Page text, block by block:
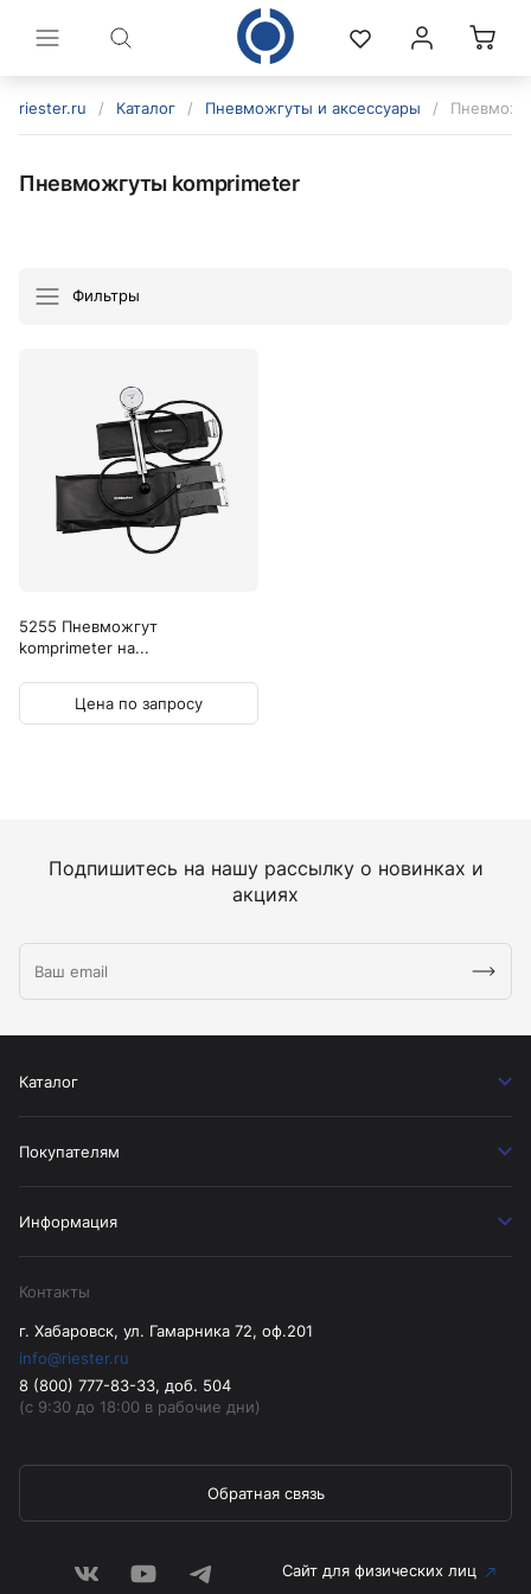
riester.ru / Каталог / Пневможгуты и аксессуары /
Пневможгуты komprimeter
Фильтры
5255 Пневможгут
komprimeter на...
Цена по запросу
Подпишитесь на нашу рассылку о новинках и
акциях
Каталог
Покупателям
Информация
Контакты
г. Хабаровск, ул. Гамарника 72, оф.201
info@riester.ru
8 (800) 777-83-33, доб. 504
(с 9:30 до 18:00 в рабочие дни)
Обратная связь
Сайт для физических лиц
политикой конфиденциальности